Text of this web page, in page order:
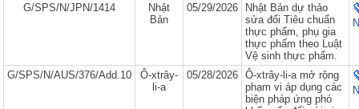
G/SPS/N/JPN/1414
Nhật
Bản
05/29/2026
Nhật Bản dự thảo
sửa đổi Tiêu chuẩn
thực phẩm, phụ gia
thực phẩm theo Luật
Vệ sinh thực phẩm.
G/SPS/N/AUS/376/Add.10
Ô-xtrây-
li-a
05/28/2026
Ô-xtrây-li-a mở rộng
phạm vi áp dụng các
biện pháp ứng phó